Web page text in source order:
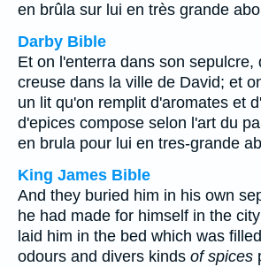
en brûla sur lui en très grande
Darby Bible
Et on l'enterra dans son sepulcre,
creuse dans la ville de David; et
un lit qu'on remplit d'aromates et
d'epices compose selon l'art du
en brula pour lui en tres-grande
King James Bible
And they buried him in his own
he had made for himself in the
laid him in the bed which was
odours and divers kinds of spices